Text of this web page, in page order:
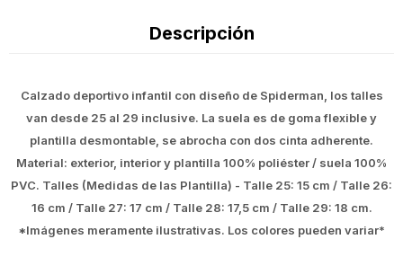
Descripción
Calzado deportivo infantil con diseño de Spiderman, los talles
van desde 25 al 29 inclusive. La suela es de goma flexible y
plantilla desmontable, se abrocha con dos cinta adherente.
Material: exterior, interior y plantilla 100% poliéster / suela 100%
PVC. Talles (Medidas de las Plantilla) - Talle 25: 15 cm / Talle 26:
16 cm / Talle 27: 17 cm / Talle 28: 17,5 cm / Talle 29: 18 cm.
*Imágenes meramente ilustrativas. Los colores pueden variar*